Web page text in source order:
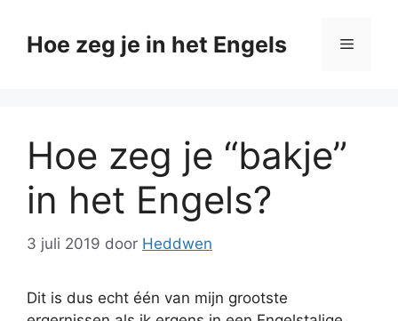
naarHoe zeg je in het Engels Menu
Hoe zeg je “bakje”
in het Engels?
3 juli 2019 door Heddwen
Dit is dus echt één van mijn grootste